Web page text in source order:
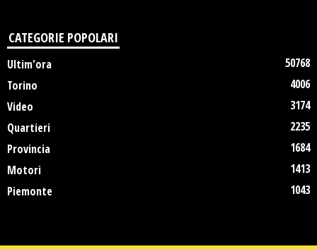
CATEGORIE POPOLARI
Ultim'ora
50768
Torino
4006
Video
3174
Quartieri
2235
Provincia
1684
Motori
1413
Piemonte
1043